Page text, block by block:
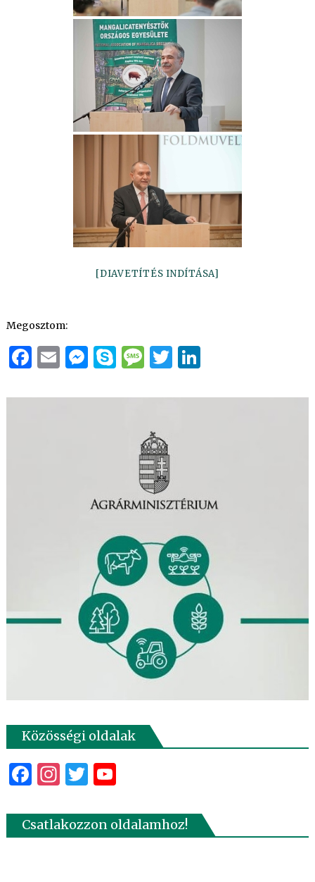
[DIAVETÍTÉS INDÍTÁSA]
Megosztom:
Facebook
Email
Messenger
Skype
Message
Twitter
LinkedIn
Közösségi oldalak
Facebook
Instagram
Twitter
YouTube
Csatlakozzon oldalamhoz!